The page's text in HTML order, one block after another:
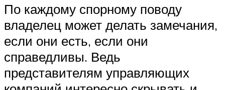
По каждому спорному поводу
владелец может делать замечания,
если они есть, если они
справедливы. Ведь
представителям управляющих